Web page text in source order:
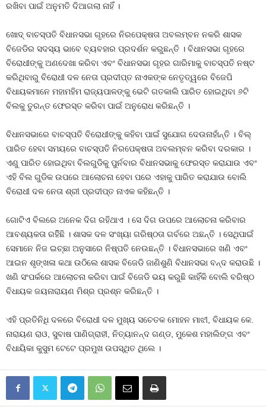
ରଖିବା ପାଇଁ ଅନୁମତି ଦିଆଗଲା ନାହିଁ ।
ଖୋଦ୍ ବାଚସ୍ପତି ବିଧାନସଭା ଗୃହରେ ନିରପେକ୍ଷତା ଅବଲମ୍ବନ ନକରି ଶାସକ
ବିଜେଡିର ସଦସ୍ୟ ଭାବେ ବ୍ୟବହାର ପ୍ରଦର୍ଶନ କରୁଛନ୍ତି । ବିଧାନସଭା ଗୃହରେ
ବିରୋଧୀଙ୍କୁ ଅଣଦେଖା କରିବା ଏବଂ ବିଧାନସଭା ଗୃହର ଗାରିମାକୁ ବାଚସ୍ପତି ନଷ୍ଟ
କରିଥିବାରୁ ବିରୋଧୀ ଦଳ ନେତା ପ୍ରଦୀପ୍ତ ନାଏକଙ୍କ ନେତୃତ୍ୱରେ ବିଜେପି
ବିଧାୟକମାନେ ମହାମହିମ ରାଜ୍ୟପାଳଙ୍କୁ ଭେଟି ଗତକାଲି ପାରିତ ହୋଇଥିବା ୬ଟି
ବିଲକୁ ତୁରନ୍ତ ଫେରସ୍ତ କରିବା ପାଇଁ ଅନୁରୋଧ କରିଛନ୍ତି ।
ବିଧାନସଭାରେ ବାଚସ୍ପତି ବିରୋଧୀଙ୍କୁ କହିବା ପାଇଁ ସୁଯୋଗ ଦେଉନାହାଁନ୍ତି । ବିଲ୍
ପାରିତ ହେବା ସମୟରେ ବାଚସ୍ପତି ନିରପେକ୍ଷତା ଅବଲମ୍ବନ କରିବା ଦରକାର ।
ଏଣୁ ପାରିତ ହୋଇଥିବା ବିଲଗୁଡିକୁ ପୁର୍ନବାର ବିଧାନସଭାକୁ ଫେରସ୍ତ କରାଯାଉ ଏବଂ
ଏହି ବିଲ ଗୁଡିକ ଉପରେ ଆଲୋଚନା ହେବା ପରେ ଏହାକୁ ପାରିତ କରାଯାଉ ବୋଲି
ବିରୋଧୀ ଦଳ ନେତା ଶ୍ରୀ ପ୍ରଦୀପ୍ତ ନାଏକ କହିଛନ୍ତି ।
ଗୋଟିଏ ବିଲରେ ଅନେକ ଦିଗ ରହିଥାଏ । ସେ ଦିଗ ଉପରେ ଆଲୋଚନା କରିବାର
ଆବଶ୍ୟକତା ରହିିଛି । ଶାସକ ଦଳ ସଂଖ୍ୟା ଗରିଷ୍ଠତା ଗର୍ବରେ ଅଛନ୍ତି । ସେଥିପାଇଁ
ସେମାନେ ନିଜ ଇଚ୍ଛା ଅନୁସାରେ ନିଷ୍ପତି ନେଉଛନ୍ତି । ବିଧାନସଭାରେ ଖଣି ଏବଂ
ଆଇନ ଶୃଙ୍ଖଳା କଥା ଉଠିଲେ ଶାସକ ବିଜେଡି ଜାଣିଶୁଣି ବିଧାନସଭା ବନ୍ଦ କରାଉଛି ।
ଖଣି ସଂପର୍କରେ ଆଲୋଚନା କରିବା ପାଇଁ ବିଜେଡି ଭୟ କରୁଛି କାହିଁକି ବୋଲି ବରିଷ୍ଠ
ବିଧାୟକ ଜୟନାରାୟଣ ମିଶ୍ର ପ୍ରଶ୍ନ କରିଛନ୍ତି ।
ଏହି ପ୍ରତିନିଧି ଦଳରେ ବିରୋଧୀ ଦଳ ମୁଖ୍ୟ ସଚେତକ ମୋହନ ମାଝୀ, ବିଧାୟକ କେ.
ନାରାୟଣ ରାଓ, ସୁବାଷ ପାଣିଗ୍ରାହୀ, ନିତ୍ୟାନନ୍ଦ ଗଣ୍ଡ, ମୁକେଶ ମହାଲିଙ୍ଗ ଏବଂ
ବିଧାୟିକା କୁସୁମ ଟେଟେ ପ୍ରମୁଖ ଉପସ୍ଥିତ ଥିଲେ ।